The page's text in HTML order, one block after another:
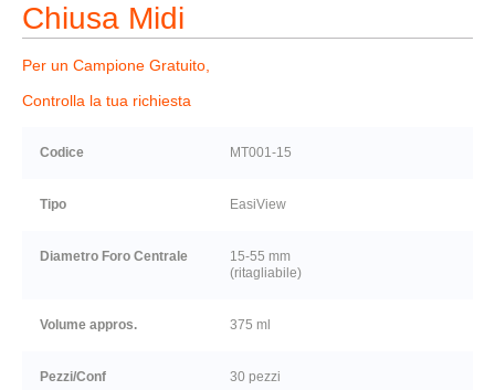
Chiusa Midi
Per un Campione Gratuito,
Controlla la tua richiesta
Codice MT001-15
Tipo EasiView
Diametro Foro Centrale
15-55 mm
(ritagliabile)
Volume appros. 375 ml
Pezzi/Conf 30 pezzi